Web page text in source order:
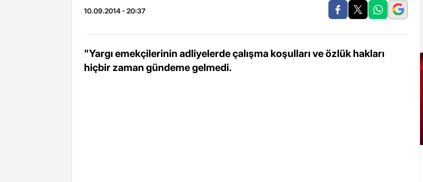
10.09.2014 - 20:37
"Yargı emekçilerinin adliyelerde çalışma koşulları ve özlük hakları
hiçbir zaman gündeme gelmedi.